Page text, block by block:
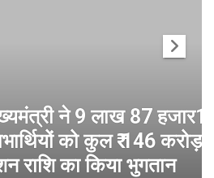
87 हजार17 पेंशन
₹ 146 करोड़ 32 लाख की
भुगतान